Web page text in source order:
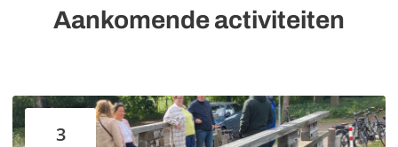
Aankomende activiteiten
3